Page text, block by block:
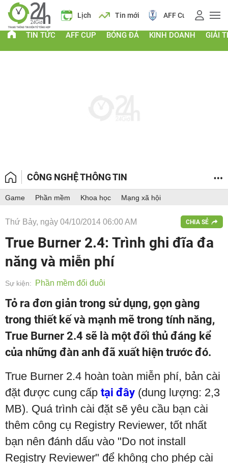
vàng Lịch Tin mới AFF Cup Giá vàng
TIN TỨC AFF CUP BÓNG ĐÁ KINH DOANH GIẢI
CÔNG NGHỆ THÔNG TIN
Game Phần mềm Khoa học Mạng xã hội
Thứ Bảy, ngày 04/10/2014 06:00 AM CHIA SẺ
True Burner 2.4: Trình ghi đĩa đa
năng và miễn phí
Sự kiện: Phần mềm đổi đuôi
Tỏ ra đơn giản trong sử dụng, gọn gàng
trong thiết kế và mạnh mẽ trong tính năng,
True Burner 2.4 sẽ là một đối thủ đáng kể
của những đàn anh đã xuất hiện trước đó.
True Burner 2.4 hoàn toàn miễn phí, bản cài
đặt được cung cấp tại đây (dung lượng: 2,3
MB). Quá trình cài đặt sẽ yêu cầu bạn cài
thêm công cụ Registry Reviewer, tốt nhất
bạn nên đánh dấu vào "Do not install
Registry Reviewer" để không cho phép cài